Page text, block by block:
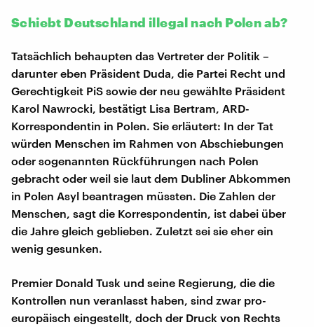
Schiebt Deutschland illegal nach Polen ab?
Tatsächlich behaupten das Vertreter der Politik –
darunter eben Präsident Duda, die Partei Recht und
Gerechtigkeit PiS sowie der neu gewählte Präsident
Karol Nawrocki, bestätigt Lisa Bertram, ARD-
Korrespondentin in Polen. Sie erläutert: In der Tat
würden Menschen im Rahmen von Abschiebungen
oder sogenannten Rückführungen nach Polen
gebracht oder weil sie laut dem Dubliner Abkommen
in Polen Asyl beantragen müssten. Die Zahlen der
Menschen, sagt die Korrespondentin, ist dabei über
die Jahre gleich geblieben. Zuletzt sei sie eher ein
wenig gesunken.
Premier Donald Tusk und seine Regierung, die die
Kontrollen nun veranlasst haben, sind zwar pro-
europäisch eingestellt, doch der Druck von Rechts